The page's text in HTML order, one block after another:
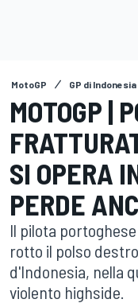
MotoGP GP di Indonesia
MOTOGP |
SI OPERA
PERDE
Il pilota
rotto il polso
d'Indonesia, nella
violento highside.